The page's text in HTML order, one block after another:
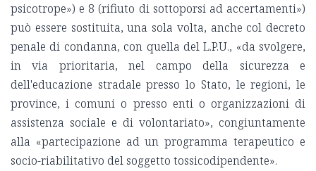
psicotrope») e 8 (rifiuto di sottoporsi ad accertamenti»)
può essere sostituita, una sola volta, anche col decreto
penale di condanna, con quella del L.P.U., «da svolgere,
in via prioritaria, nel campo della sicurezza e
dell'educazione stradale presso lo Stato, le regioni, le
province, i comuni o presso enti o organizzazioni di
assistenza sociale e di volontariato», congiuntamente
alla «partecipazione ad un programma terapeutico e
socio-riabilitativo del soggetto tossicodipendente».